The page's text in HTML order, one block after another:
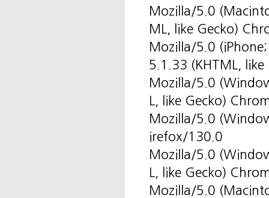
Mozilla/5.0
ML, like Gecko)
Mozilla/5.0
5.1.33 (KHTML,
Mozilla/5.0
L, like Gecko)
Mozilla/5.0
irefox/130.0
Mozilla/5.0
L, like Gecko)
Mozilla/5.0